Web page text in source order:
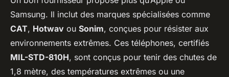
Samsung. Il inclut des marques spécialisées comme
CAT, Hotwav ou Sonim, conçues pour résister aux
environnements extrêmes. Ces téléphones, certifiés
MIL-STD-810H, sont conçus pour tenir des chutes de
1,8 mètre, des températures extrêmes ou une